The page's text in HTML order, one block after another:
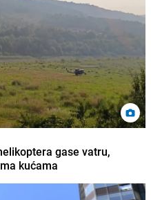
gase vatru,
kućama